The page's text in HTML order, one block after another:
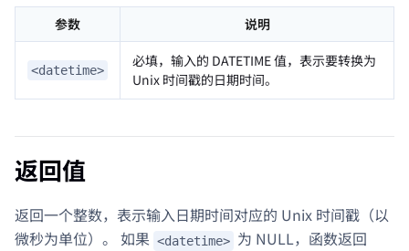
参数 说明
<datetime>
必填，输入的 DATETIME 值，表示要转换为
Unix 时间戳的日期时间。
返回值
返回一个整数，表示输入日期时间对应的 Unix 时间戳（以
微秒为单位）。 如果 <datetime> 为 NULL，函数返回